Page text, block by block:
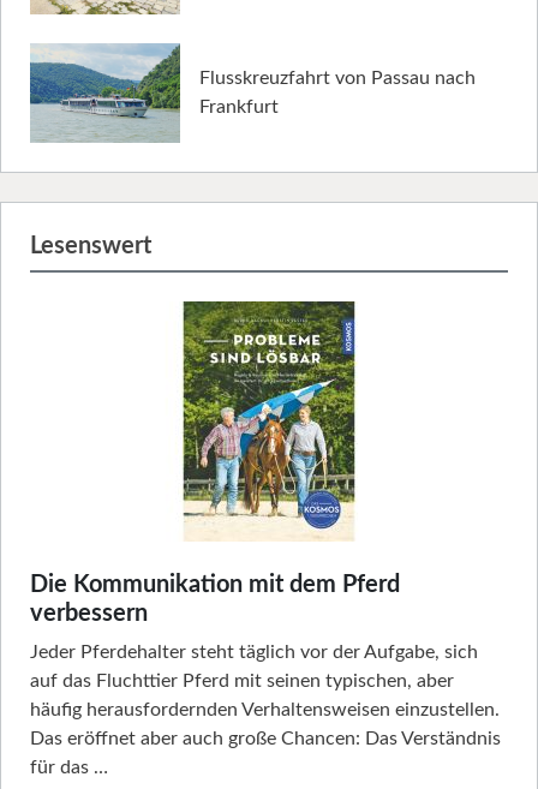
Flusskreuzfahrt von Passau nach
Frankfurt
Lesenswert
Die Kommunikation mit dem Pferd
verbessern
Jeder Pferdehalter steht täglich vor der Aufgabe, sich
auf das Fluchttier Pferd mit seinen typischen, aber
häufig herausfordernden Verhaltensweisen einzustellen.
Das eröffnet aber auch große Chancen: Das Verständnis
für das …